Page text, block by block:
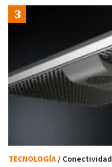
TECNOLOGÍA/ Conectividad